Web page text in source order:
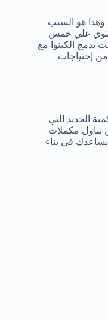
وهذا هو السبب
تحتوي علي خمس
بدمج الكينوا مع
إحتياجات
حوالي 15 % من كمية الحديد التي
تناول مكملات
في بناء